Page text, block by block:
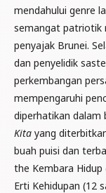
mendahului genre
semangat patriotik
penyajak Brunei.
dan penyelidik
perkembangan
mempengaruhi
diperhatikan dalam
Kita yang
buah puisi dan
the Kembara Hidup
Erti Kehidupan (12